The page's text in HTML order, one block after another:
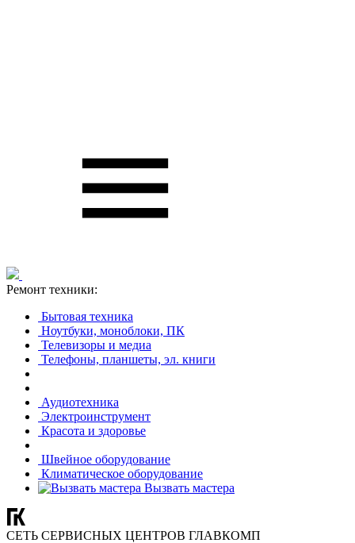
Ремонт техники:
Бытовая техника
Ноутбуки, моноблоки, ПК
Телевизоры и медиа
Телефоны, планшеты, эл. книги
Аудиотехника
Электроинструмент
Красота и здоровье
Швейное оборудование
Климатическое оборудование
Вызвать мастера
СЕТЬ СЕРВИСНЫХ ЦЕНТРОВ ГЛАВКОМП